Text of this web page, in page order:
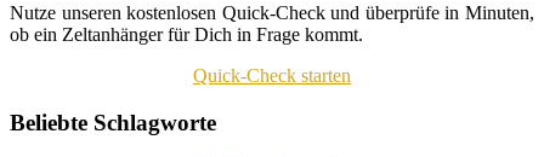
Nutze unseren kostenlosen Quick-Check und überprüfe in Minuten,
ob ein Zeltanhänger für Dich in Frage kommt.
Quick-Check starten
Beliebte Schlagworte